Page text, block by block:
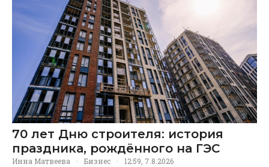
70 лет Дню строителя: история
праздника, рождённого на ГЭС
Инна Матвеева · Бизнес · 12:59, 7.8.2026